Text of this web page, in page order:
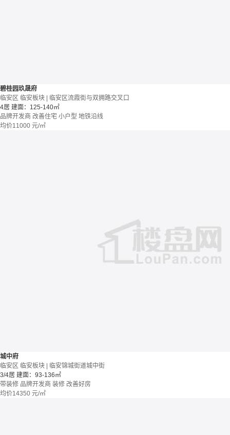
碧桂园玖晟府
临安区 临安板块 | 临安区流霞街与双拥路交叉口
4居 建面：125-140㎡
品牌开发商 改善住宅 小户型 地铁沿线
均价11000 元/㎡
城中府
临安区 临安板块 | 临安锦城街道城中街
3/4居 建面：93-136㎡
带装修 品牌开发商 装修 改善好房
均价14350 元/㎡